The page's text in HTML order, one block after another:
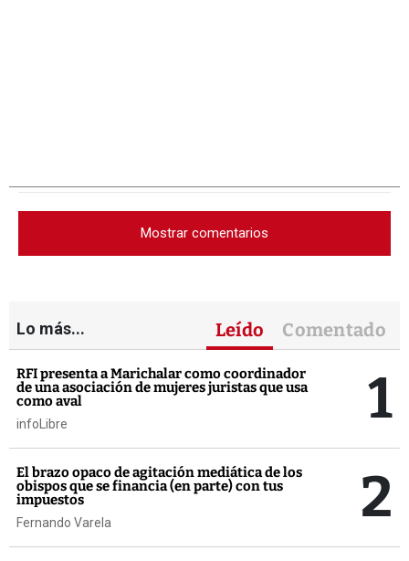
Mostrar comentarios
Lo más... Leído Comentado
RFI presenta a Marichalar como coordinador
de una asociación de mujeres juristas que usa
como aval
infoLibre 1
El brazo opaco de agitación mediática de los
obispos que se financia (en parte) con tus
impuestos
Fernando Varela 2